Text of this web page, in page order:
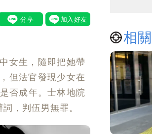
火大（壹蘋
女生，隨即把她帶
但法官發現少女在
否成年。士林地院
，判伍男無罪。
相關